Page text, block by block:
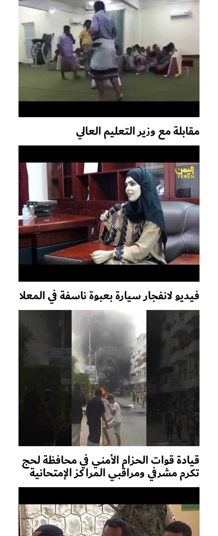
مقابلة مع وزير التعليم العالي
فيديو لانفجار سيارة بعبوة ناسفة في المعلا
قيادة قوات الحزام الأمني في محافظة لحج
تكرم مشرفي ومراقبي المراكز الإمتحانية